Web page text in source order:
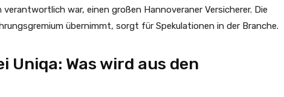
war, einen großen Hannoveraner Versicherer. Die
übernimmt, sorgt für Spekulationen in der Branche.
Was wird aus den